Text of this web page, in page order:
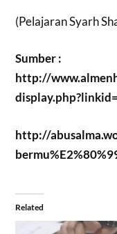
(Pelajaran Syarh
Sumber :
http://
http://
Related